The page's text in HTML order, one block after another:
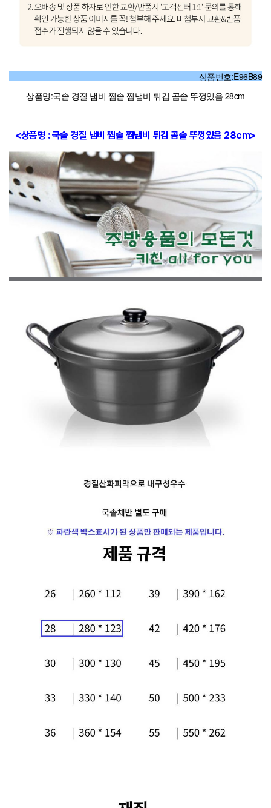
상품번호:E96B89
상품명:국솥 경질 냄비 찜솥 찜냄비 튀김 곰솥 뚜껑있음 28cm
<상품명 : 국솥 경질 냄비 찜솥 찜냄비 튀김 곰솥 뚜껑있음 28cm>